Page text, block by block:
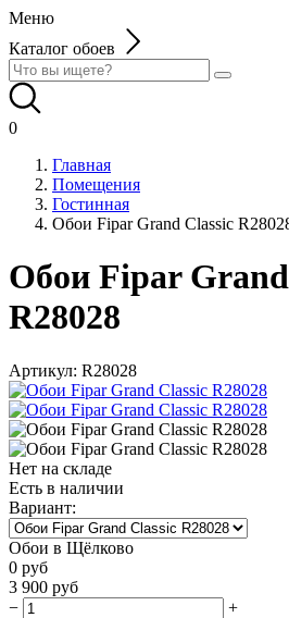
Меню
Каталог обоев
0
Главная
Помещения
Гостинная
Обои Fipar Grand Classic
Обои Fipar
R28028
Артикул: R28028
Нет на складе
Есть в наличии
Вариант:
Обои в Щёлково
0 руб
3 900 руб
−
+